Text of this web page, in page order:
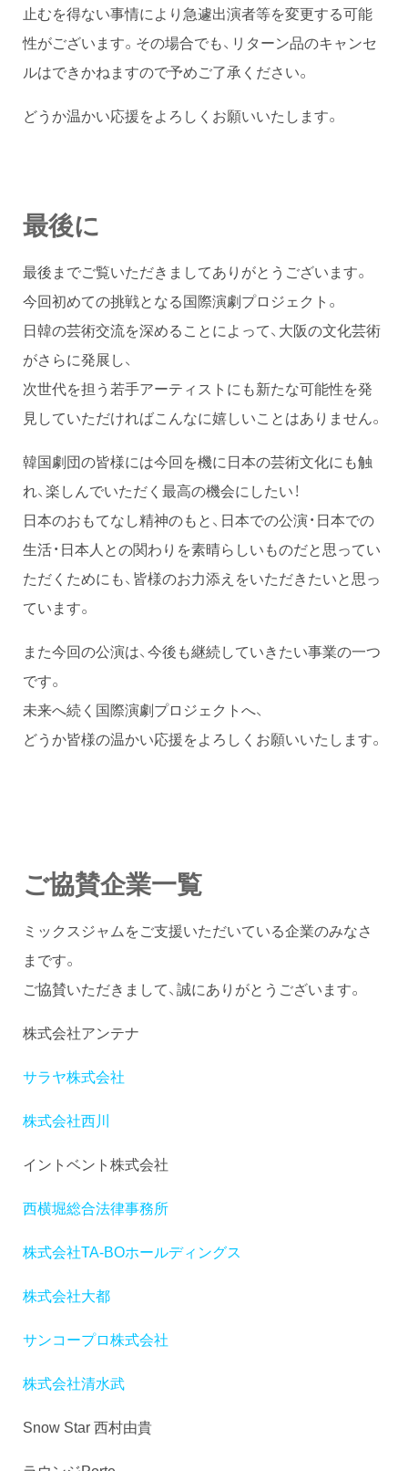
止むを得ない事情により急遽出演者等を変更する可能
性がございます。その場合でも、リターン品のキャンセ
ルはできかねますので予めご了承ください。
どうか温かい応援をよろしくお願いいたします。
最後に
最後までご覧いただきましてありがとうございます。
今回初めての挑戦となる国際演劇プロジェクト。
日韓の芸術交流を深めることによって、大阪の文化芸術
がさらに発展し、
次世代を担う若手アーティストにも新たな可能性を発
見していただければこんなに嬉しいことはありません。
韓国劇団の皆様には今回を機に日本の芸術文化にも触
れ、楽しんでいただく最高の機会にしたい！
日本のおもてなし精神のもと、日本での公演・日本での
生活・日本人との関わりを素晴らしいものだと思ってい
ただくためにも、皆様のお力添えをいただきたいと思っ
ています。
また今回の公演は、今後も継続していきたい事業の一つ
です。
未来へ続く国際演劇プロジェクトへ、
どうか皆様の温かい応援をよろしくお願いいたします。
ご協賛企業一覧
ミックスジャムをご支援いただいている企業のみなさ
まです。
ご協賛いただきまして、誠にありがとうございます。
株式会社アンテナ
サラヤ株式会社
株式会社西川
イントベント株式会社
西横堀総合法律事務所
株式会社TA-BOホールディングス
株式会社大都
サンコープロ株式会社
株式会社清水武
Snow Star 西村由貴